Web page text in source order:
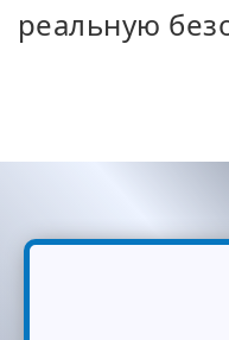
реальную